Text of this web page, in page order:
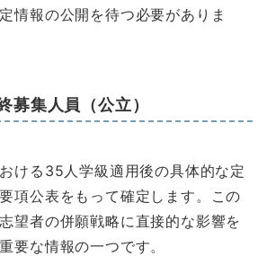
情報の公開を待つ必要がありま
募集人員（公立）
ける35人学級適用後の具体的な定
項公表をもって確定します。この
望者の併願戦略に直接的な影響を
要な情報の一つです。